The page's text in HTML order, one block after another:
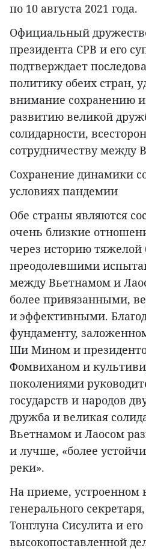
по 10 августа 2021 года.
Официальный
президента СРВ и его
подтверждает
политику обеих стран,
внимание сохранению
развитию великой
солидарности,
сотрудничеству между
Сохранение динамики
условиях пандемии
Обе страны являются
очень близкие
через историю тяжелой
преодолевшими
между Вьетнамом и
более привязанными,
и эффективными.
фундаменту,
Ши Мином и
Фомвиханом и
поколениями
государств и народов
дружба и великая
Вьетнамом и Лаосом
и лучше, «более
реки».
На приеме, устроенном
генерального
Тонглуна Сисулита и
высокопоставленной